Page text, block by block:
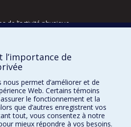
de l’activité physique
l’importance de
nous permet d’améliorer et de
Web. Certains témoins
le fonctionnement et la
que d’autres enregistrent vos
tout, vous consentez à notre
mieux répondre à vos besoins.